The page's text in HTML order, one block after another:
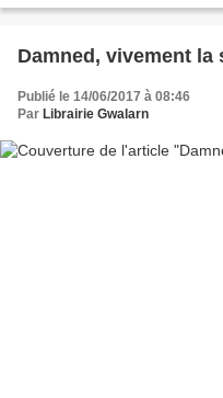
Damned, vivement la
Publié le 14/06/2017 à 08:46
Par Librairie Gwalarn